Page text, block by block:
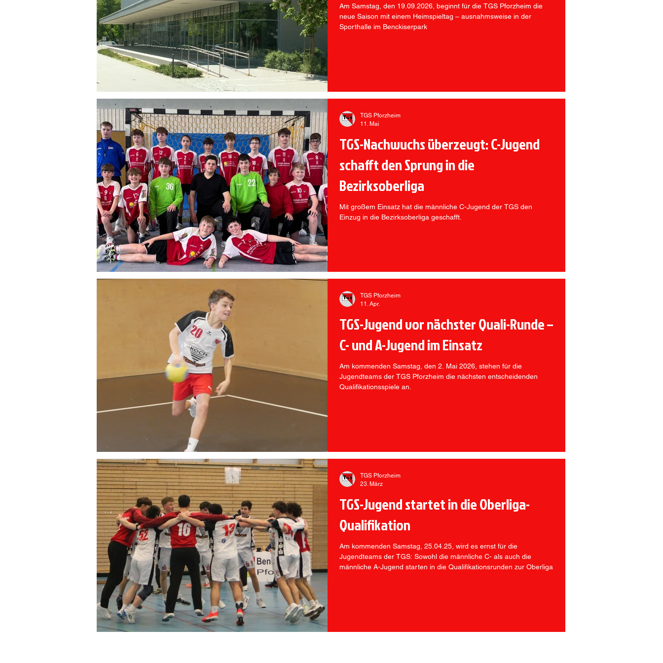
Am Samstag, den 19.09.2026, beginnt für die TGS Pforzheim die
neue Saison mit einem Heimspieltag – ausnahmsweise in der
Sporthalle im Benckiserpark
TGS-Nachwuchs überzeugt: C-Jugend
schafft den Sprung in die
Bezirksoberliga
Mit großem Einsatz hat die männliche C-Jugend der TGS den
Einzug in die Bezirksoberliga geschafft.
TGS Pforzheim
11. Mai
TGS-Jugend vor nächster Quali-Runde –
C- und A-Jugend im Einsatz
Am kommenden Samstag, den 2. Mai 2026, stehen für die
Jugendteams der TGS Pforzheim die nächsten entscheidenden
Qualifikationsspiele an.
TGS Pforzheim
11. Apr.
TGS-Jugend startet in die Oberliga-
Qualifikation
Am kommenden Samstag, 25.04.25, wird es ernst für die
Jugendteams der TGS: Sowohl die männliche C- als auch die
männliche A-Jugend starten in die Qualifikationsrunden zur Oberliga
TGS Pforzheim
23. März